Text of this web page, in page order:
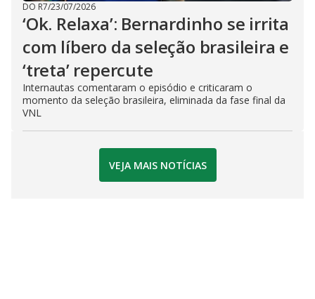
DO R7/23/07/2026
‘Ok. Relaxa’: Bernardinho se irrita
com líbero da seleção brasileira e
‘treta’ repercute
Internautas comentaram o episódio e criticaram o
momento da seleção brasileira, eliminada da fase final da
VNL
VEJA MAIS NOTÍCIAS